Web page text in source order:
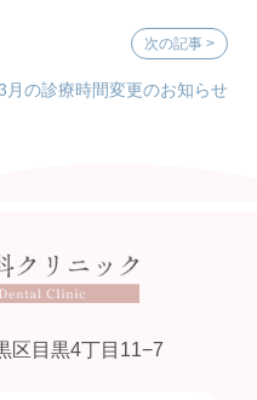
月の診療時間変更のお知らせ
区目黒4丁目11−7